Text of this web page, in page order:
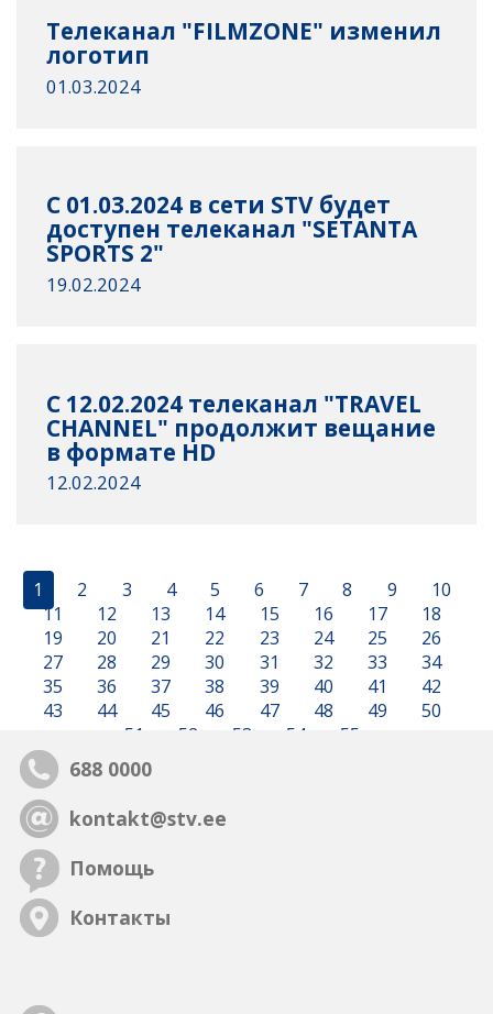
Телеканал "FILMZONE" изменил
логотип
01.03.2024
С 01.03.2024 в сети STV будет
доступен телеканал "SETANTA
SPORTS 2"
19.02.2024
C 12.02.2024 телеканал "TRAVEL
CHANNEL" продолжит вещание
в формате HD
12.02.2024
1 2 3 4 5 6 7 8 9
10
11
12 13 14 15 16 17
18
19
20 21 22 23 24 25
26
27
28 29 30 31 32 33
34
35
36 37 38 39 40 41
42
43
44 45 46 47 48 49
50
51
52 53 54 55
688 0000
kontakt@stv.ee
Помощь
Контакты